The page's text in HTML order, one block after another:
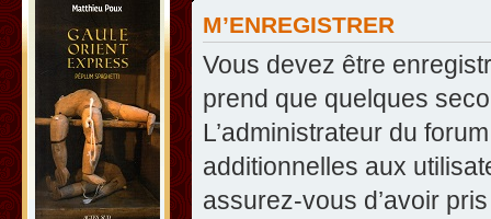
M’ENREGISTRER
Vous devez être
prend que quelques
L’administrateur du
additionnelles aux
assurez-vous d’avoir